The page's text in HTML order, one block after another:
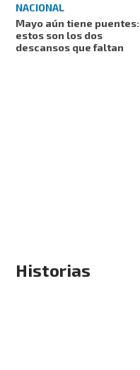
NACIONAL
Mayo aún tiene puentes:
estos son los dos
descansos que faltan
Historias